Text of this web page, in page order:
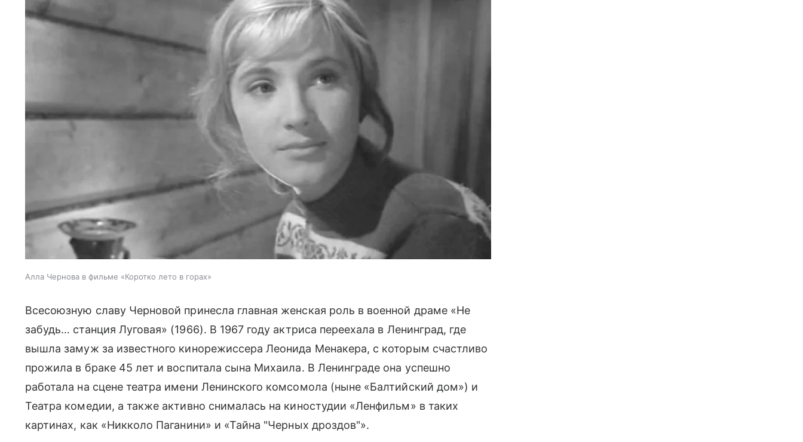
Алла Чернова в фильме «Коротко лето в горах»
Всесоюзную славу Черновой принесла главная женская роль в военной драме «Не
забудь… станция Луговая» (1966). В 1967 году актриса переехала в Ленинград, где
вышла замуж за известного кинорежиссера Леонида Менакера, с которым счастливо
прожила в браке 45 лет и воспитала сына Михаила. В Ленинграде она успешно
работала на сцене театра имени Ленинского комсомола (ныне «Балтийский дом») и
Театра комедии, а также активно снималась на киностудии «Ленфильм» в таких
картинах, как «Никколо Паганини» и «Тайна "Черных дроздов"».